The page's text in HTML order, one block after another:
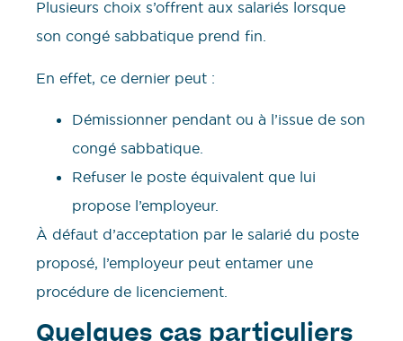
Plusieurs choix s’offrent aux salariés lorsque
son congé sabbatique prend fin.
En effet, ce dernier peut :
Démissionner pendant ou à l’issue de son
congé sabbatique.
Refuser le poste équivalent que lui
propose l’employeur.
À défaut d’acceptation par le salarié du poste
proposé, l’employeur peut entamer une
procédure de licenciement.
Quelques cas particuliers